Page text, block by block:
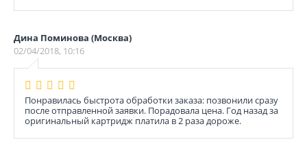
Дина Поминова (Москва)
02/04/2018, 10:16
Понравилась быстрота обработки заказа: позвонили сразу
после отправленной заявки. Порадовала цена. Год назад за
оригинальный картридж платила в 2 раза дороже.